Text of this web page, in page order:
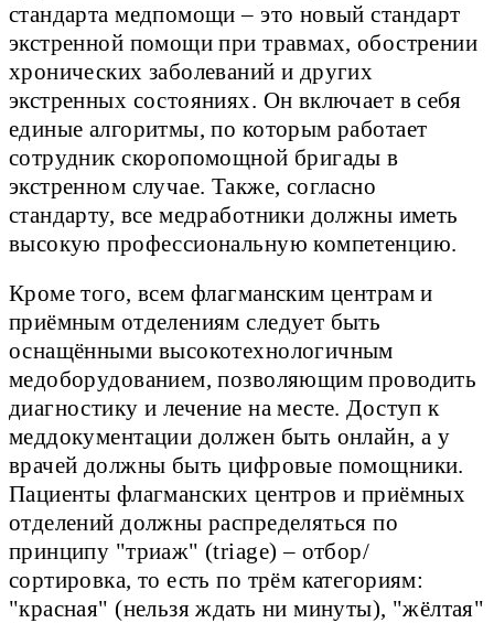
стандарта медпомощи – это новый стандарт
экстренной помощи при травмах, обострении
хронических заболеваний и других
экстренных состояниях. Он включает в себя
единые алгоритмы, по которым работает
сотрудник скоропомощной бригады в
экстренном случае. Также, согласно
стандарту, все медработники должны иметь
высокую профессиональную компетенцию.
Кроме того, всем флагманским центрам и
приёмным отделениям следует быть
оснащёнными высокотехнологичным
медоборудованием, позволяющим проводить
диагностику и лечение на месте. Доступ к
меддокументации должен быть онлайн, а у
врачей должны быть цифровые помощники.
Пациенты флагманских центров и приёмных
отделений должны распределяться по
принципу "триаж" (triage) – отбор/
сортировка, то есть по трём категориям:
"красная" (нельзя ждать ни минуты), "жёлтая"